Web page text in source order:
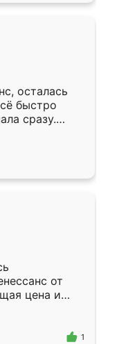
из
здесь.
осталась
быстро
сразу.
подошёл к
Собрали
даже
от
цена и
Приехавший
1